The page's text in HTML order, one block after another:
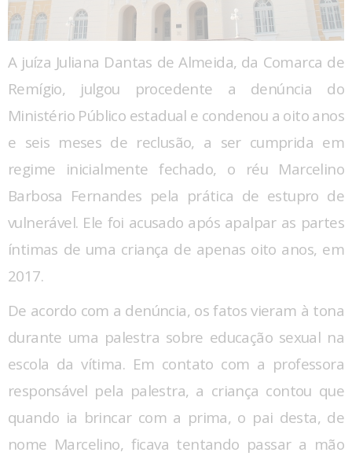
A juíza Juliana Dantas de Almeida, da Comarca de
Remígio, julgou procedente a denúncia do
Ministério Público estadual e condenou a oito anos
e seis meses de reclusão, a ser cumprida em
regime inicialmente fechado, o réu Marcelino
Barbosa Fernandes pela prática de estupro de
vulnerável. Ele foi acusado após apalpar as partes
íntimas de uma criança de apenas oito anos, em
2017.
De acordo com a denúncia, os fatos vieram à tona
durante uma palestra sobre educação sexual na
escola da vítima. Em contato com a professora
responsável pela palestra, a criança contou que
quando ia brincar com a prima, o pai desta, de
nome Marcelino, ficava tentando passar a mão